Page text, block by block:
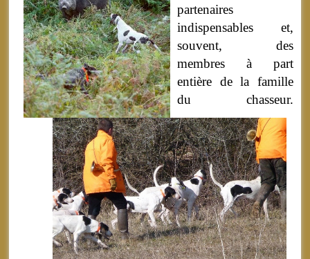
partenaires
indispensables et,
souvent, des
membres à part
entière de la famille
du chasseur.